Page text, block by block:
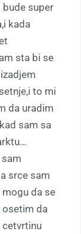
super
kada
sta bi se
to mi
da uradim
sam sa
srce sam
mogu da se
da
cetvrtinu